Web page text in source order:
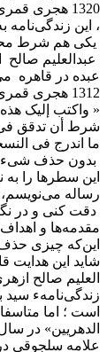
1320 هجری
، این
یکی هم شرط
عبدالعلیم
1312 هجری قمری خطاب به او چنین می‌نویسد:
« واکتب إلیک
شرط أن تدقق فی
ما اندرج فی
بدون حذف شیء
این سطرها را
رساله
دقت کنی و در
مقدمه‌ها و
این‌که چیزی حذف
شاید این هدایت
العلیم صالح
زندگی‌نامهء سید
است ؛ اما